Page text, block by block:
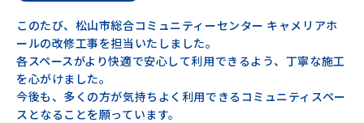
このたび、松山市総合コミュニティーセンター キャメリアホ
ールの改修工事を担当いたしました。
各スペースがより快適で安心して利用できるよう、丁寧な施工
を心がけました。
今後も、多くの方が気持ちよく利用できるコミュニティスペー
スとなることを願っています。